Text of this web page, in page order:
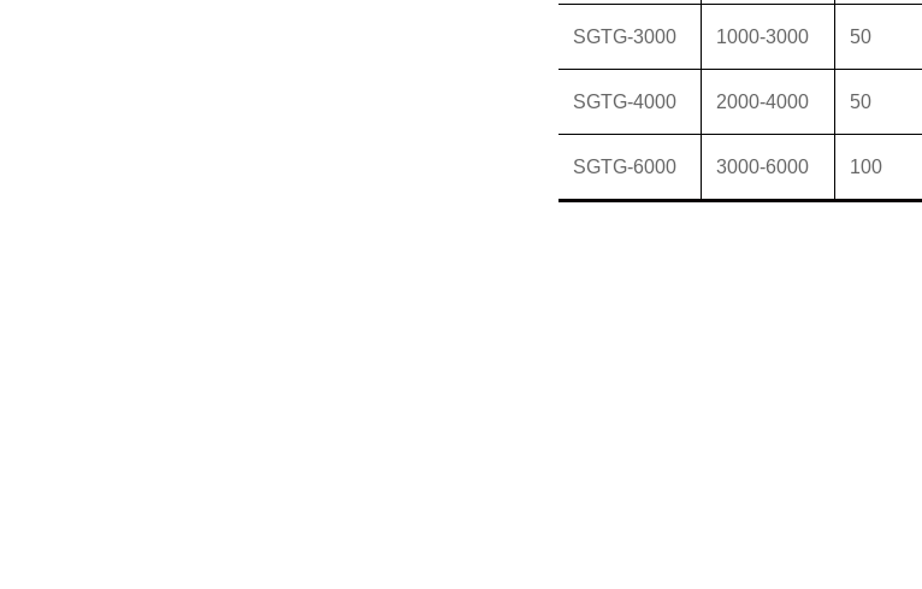
SGTG-3000 1000-3000 50
SGTG-4000 2000-4000 50
SGTG-6000 3000-6000 100